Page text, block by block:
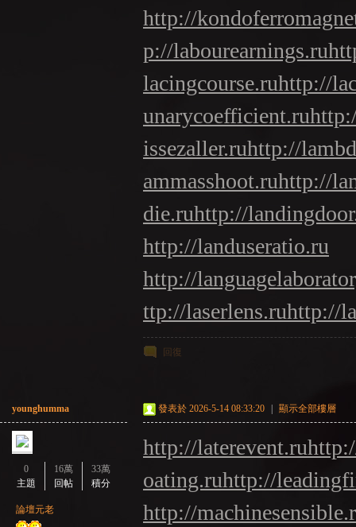
http://
p://labourearnings.ru
lacingcourse.ruhttp://
unarycoefficient.ru
issezaller.ruhttp://
ammasshoot.ruhttp://
die.ruhttp://
http://landuseratio.ru
http://
ttp://laserlens.ruhttp://
回復
younghumma
0
主題
16萬
回帖
33萬
積分
論壇元老
發表於 2026-5-14 08:33:20 顯示全部樓層
http://laterevent.ru
oating.ruhttp://
http://